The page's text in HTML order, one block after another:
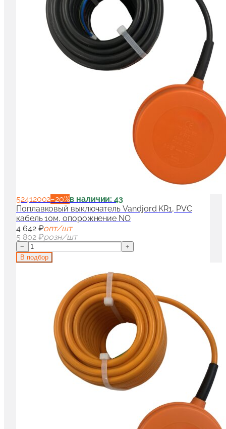
52412002−20%в наличии: 43
Поплавковый выключатель Vandjord KR1, PVC
кабель 10м, опорожнение NO
4 642 ₽опт/шт
5 802 ₽розн/шт
−
+
В подбор